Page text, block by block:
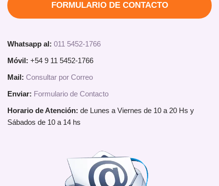
FORMULARIO DE CONTACTO
Whatsapp al: 011 5452-1766
Móvil: +54 9 11 5452-1766
Mail: Consultar por Correo
Enviar: Formulario de Contacto
Horario de Atención: de Lunes a Viernes de 10 a 20 Hs y
Sábados de 10 a 14 hs